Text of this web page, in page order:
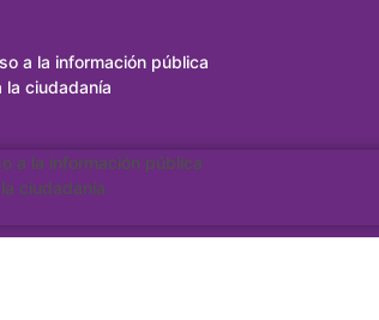
a la información pública
la ciudadanía
a la información pública
ciudadanía